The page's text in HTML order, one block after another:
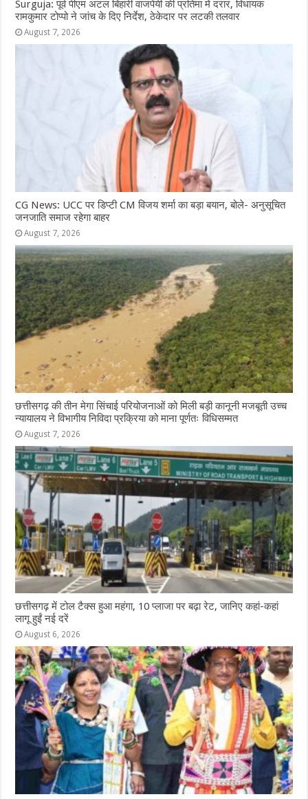
Surguja: पूर्व पीएम अटल बिहारी वाजपेयी की प्रतिमा में दरार, विधायक
रामकुमार टोप्पो ने जांच के दिए निर्देश, ठेकेदार पर लटकी तलवार
August 7, 2026
CG News: UCC पर डिप्टी CM विजय शर्मा का बड़ा बयान, बोले- अनुसूचित
जनजाति समाज रहेगा बाहर
August 7, 2026
छत्तीसगढ़ की तीन मेगा सिंचाई परियोजनाओं को मिली बड़ी कानूनी मजबूती उच्च
न्यायालय ने विभागीय निविदा प्रक्रिया को माना पूर्णतः विधिसम्मत
August 7, 2026
छत्तीसगढ़ में टोल टैक्स हुआ महंगा, 10 प्लाजा पर बढ़ा रेट, जानिए कहां-कहां
लागू हुईं नई दरें
August 6, 2026